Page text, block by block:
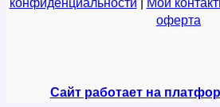
конфиденциальности
Мои
оферта
Сайт работает на